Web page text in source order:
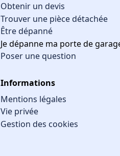
Obtenir un devis
Trouver une pièce détachée
Être dépanné
Je dépanne ma porte de
Poser une question
Informations
Mentions légales
Vie privée
Gestion des cookies